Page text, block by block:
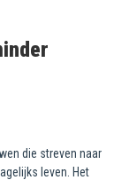
die streven naar
leven. Het